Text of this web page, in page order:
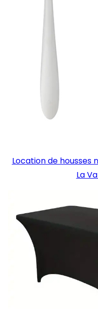
Location de housses
La